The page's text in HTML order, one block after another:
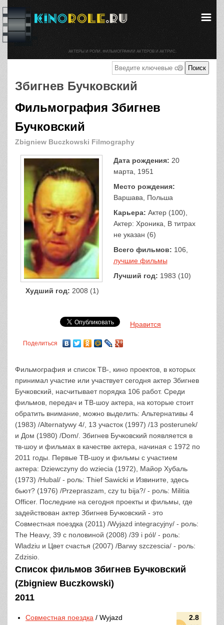
Збигнев Бучковский
Фильмография Збигнев
Бучковский
Zbigniew Buczkowski Filmography
Дата рождения: 20
марта, 1951
Место рождения:
Варшава, Польша
Карьера: Актер (100),
Актер: Хроника, В титрах
не указан (6)
Всего фильмов: 106,
лучшие фильмы
Лучший год: 1983 (10)
Худший год: 2008 (1)
Нравится
Поделиться
Фильмография и список ТВ-, кино проектов, в которых
принимал участие или участвует сегодня актер Збигнев
Бучковский, насчитывает порядка 106 работ. Среди
фильмов, передач и ТВ-шоу актера, на которые стоит
обратить внимание, можно выделить: Альтернативы 4
(1983) /Alternatywy 4/, 13 участок (1997) /13 posterunek/
и Дом (1980) /Dom/. Збигнев Бучковский появляется в
тв-шоу и фильмах в качестве актера, начиная с 1972 по
2011 годы. Первые ТВ-шоу и фильмы с участием
актера: Dziewczyny do wziecia (1972), Майор Хубаль
(1973) /Hubal/ - роль: Thief Sawicki и Извините, здесь
бьют? (1976) /Przepraszam, czy tu bija?/ - роль: Militia
Officer. Последние на сегодня проекты и фильмы, где
задействован актер Збигнев Бучковский - это
Совместная поездка (2011) /Wyjazd integracyjny/ - роль:
The Heavy, 39 с половиной (2008) /39 i pól/ - роль:
Wladziu и Цвет счастья (2007) /Barwy szczescia/ - роль:
Zdzisio.
Список фильмов Збигнев Бучковский
(Zbigniew Buczkowski)
2011
2.8
Совместная поездка / Wyjazd
АКТЕРЫ И РОЛИ. ФИЛЬМОГРАФИИ АКТЕРОВ И АКТРИС.